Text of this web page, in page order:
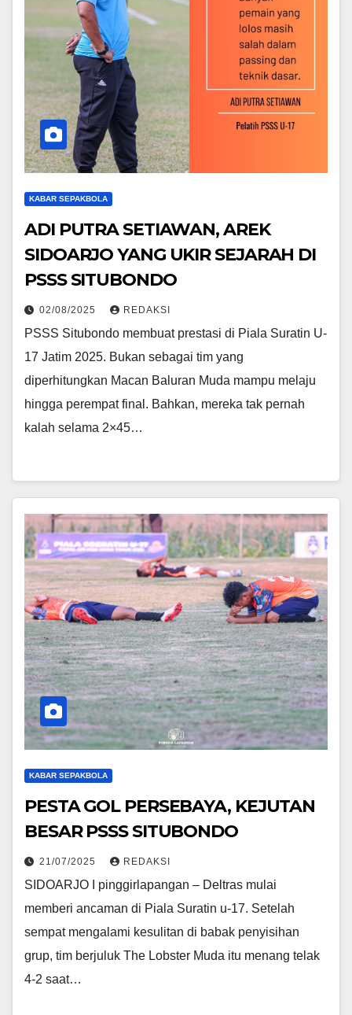
KABAR SEPAKBOLA
ADI PUTRA SETIAWAN, AREK
SIDOARJO YANG UKIR SEJARAH DI
PSSS SITUBONDO
02/08/2025 REDAKSI
PSSS Situbondo membuat prestasi di Piala Suratin U-
17 Jatim 2025. Bukan sebagai tim yang
diperhitungkan Macan Baluran Muda mampu melaju
hingga perempat final. Bahkan, mereka tak pernah
kalah selama 2×45…
KABAR SEPAKBOLA
PESTA GOL PERSEBAYA, KEJUTAN
BESAR PSSS SITUBONDO
21/07/2025 REDAKSI
SIDOARJO I pinggirlapangan – Deltras mulai
memberi ancaman di Piala Suratin u-17. Setelah
sempat mengalami kesulitan di babak penyisihan
grup, tim berjuluk The Lobster Muda itu menang telak
4-2 saat…